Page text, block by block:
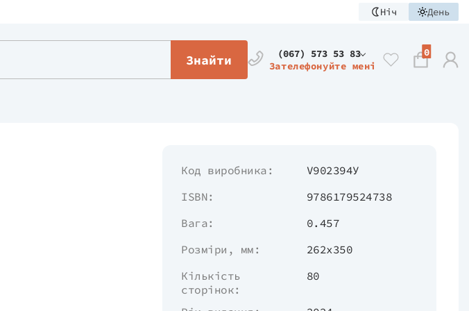
Ніч День
Знайти
(067) 573 53 83
Зателефонуйте мені
0
Код виробника:
V902394У
ISBN:
9786179524738
Вага:
0.457
Розміри, мм:
262х350
Кількість
сторінок:
80